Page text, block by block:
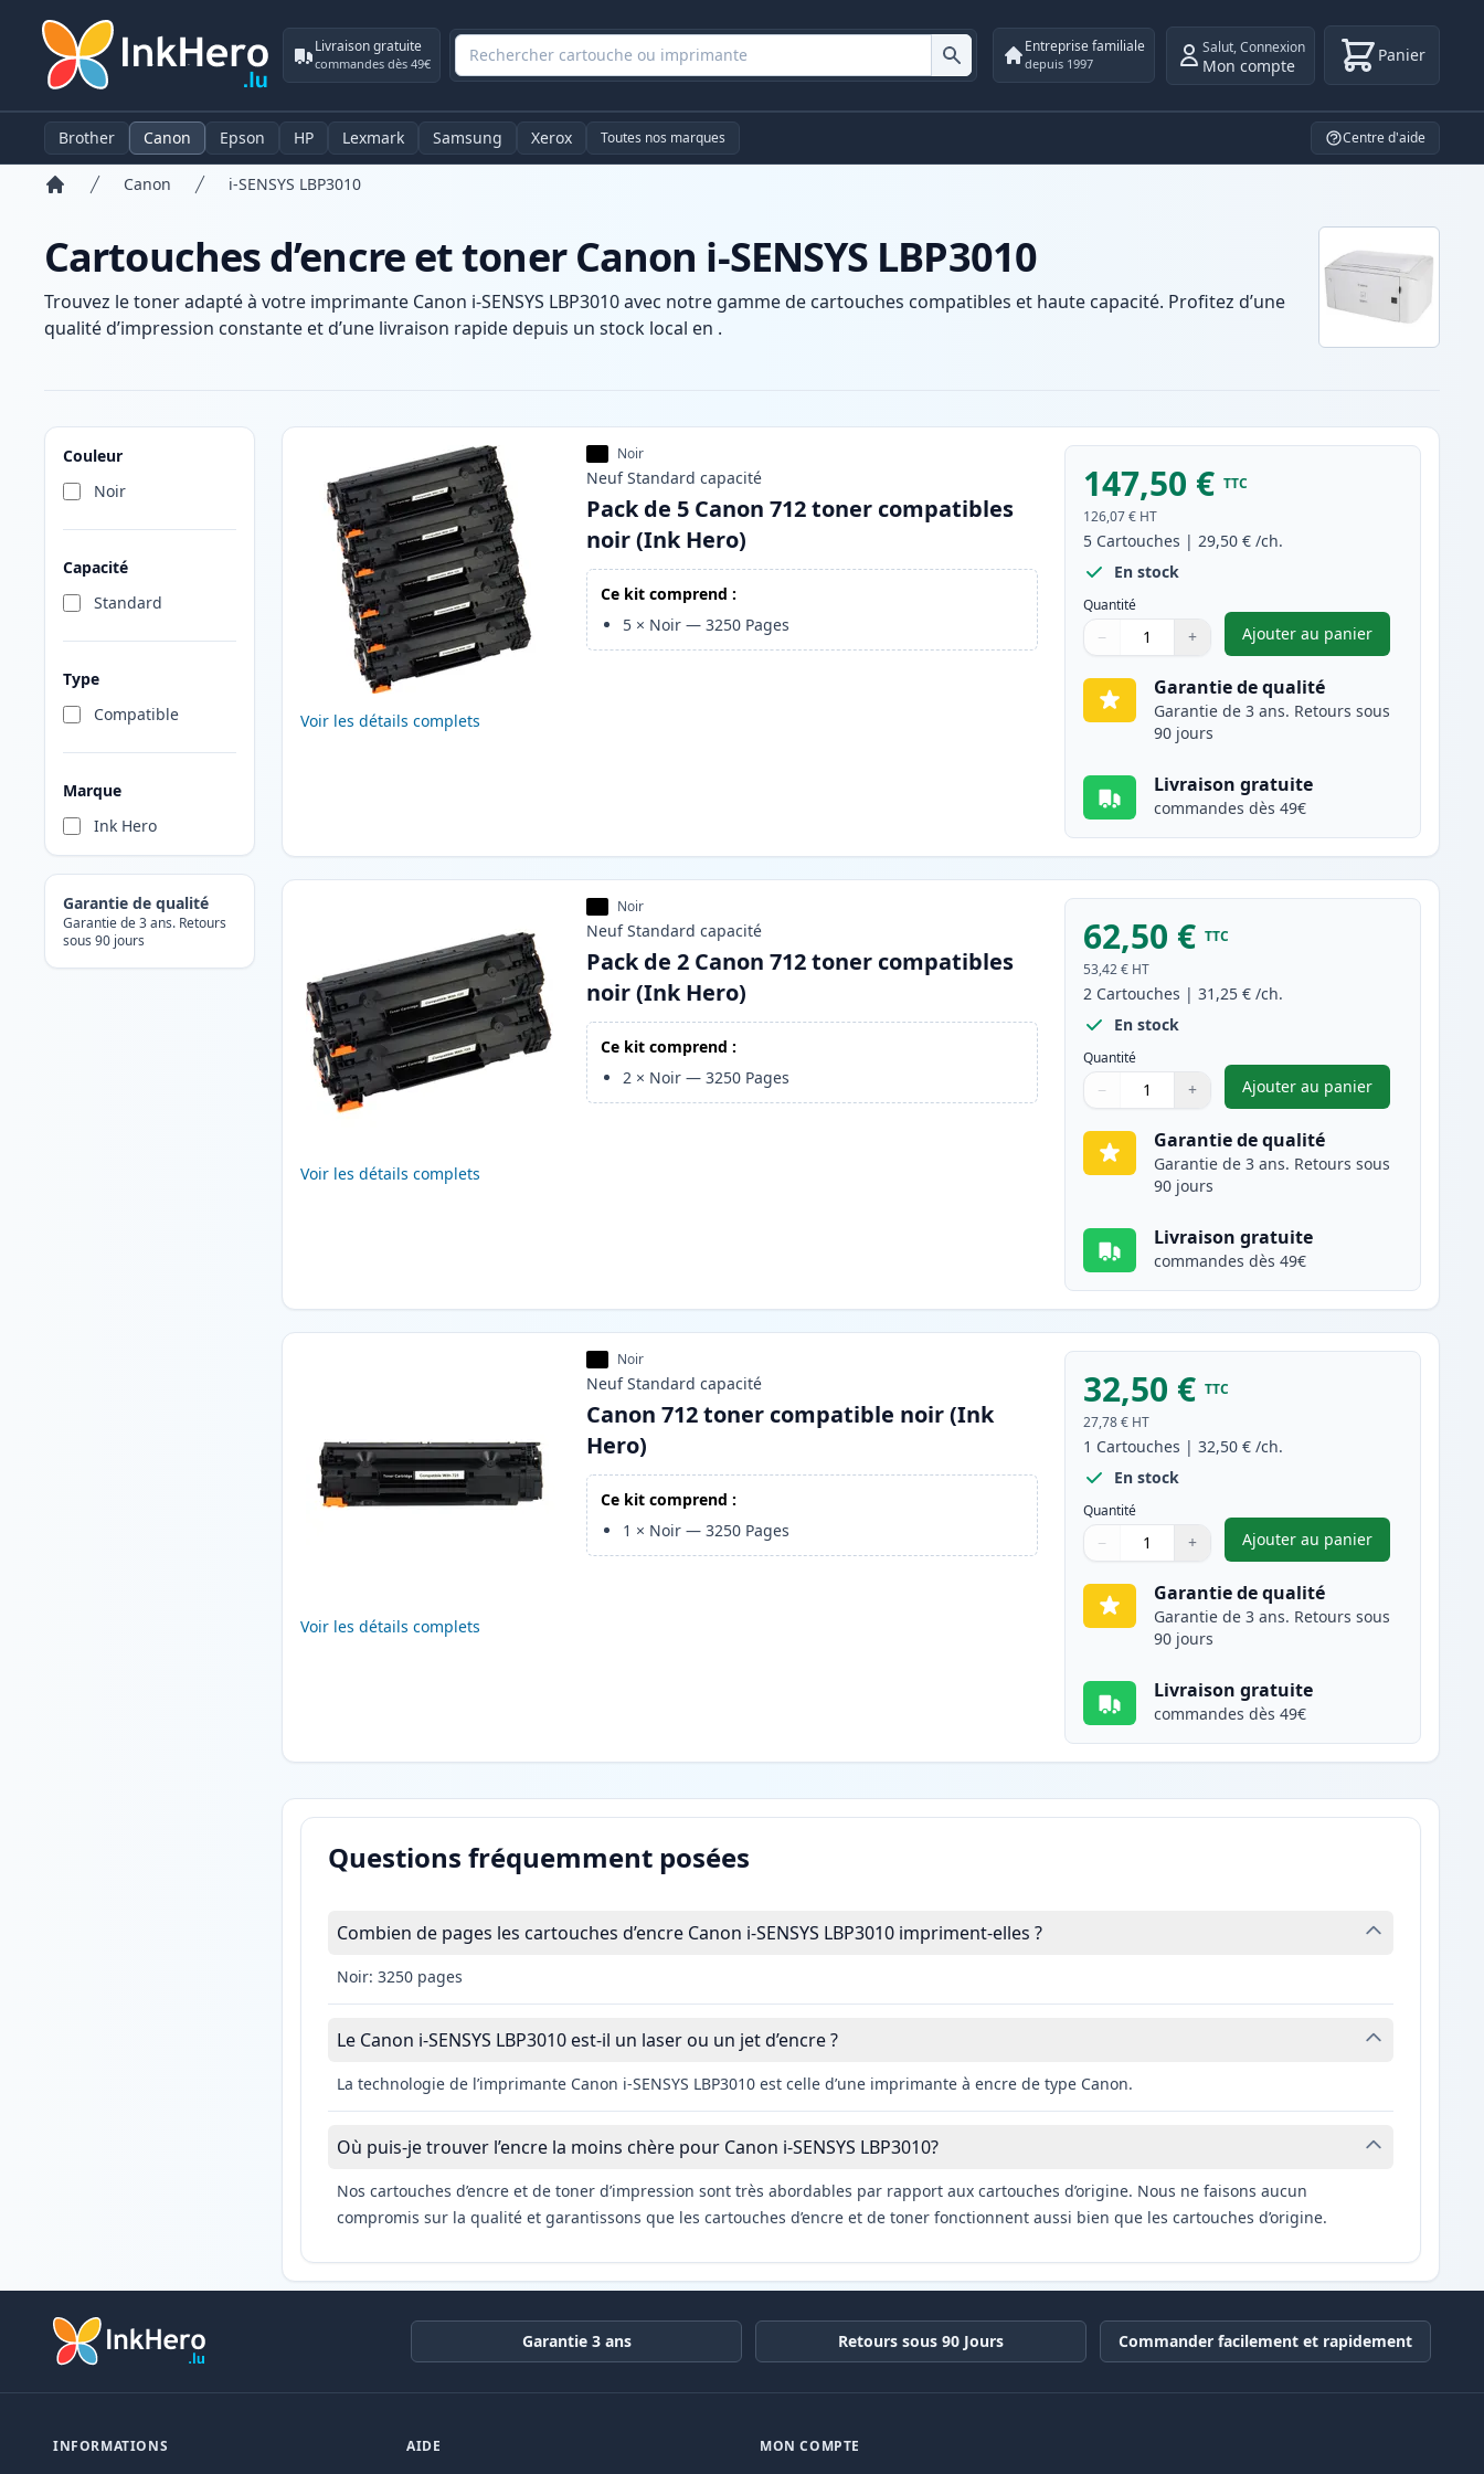
Livraison gratuite
commandes dès 49€
Entreprise familiale
depuis 1997
Salut,Connexion
Mon compte Panier
Brother Canon Epson HP Lexmark Samsung Xerox Toutes nos marques Centre d'aide
Canon i-SENSYS LBP3010
Cartouches d’encre et toner Canon i-SENSYS LBP3010
Trouvez le toner adapté à votre imprimante Canon i-SENSYS LBP3010 avec notre gamme de cartouches compatibles et haute capacité. Profitez d’une
qualité d’impression constante et d’une livraison rapide depuis un stock local en .
Couleur
Noir
Capacité
Standard
Type
Compatible
Marque
Ink Hero
Garantie de qualité
Garantie de 3 ans. Retours
sous 90 jours
Produits
Voir les détails complets
Noir
Neuf Standard capacité
Pack de 5 Canon 712 toner compatibles
noir (Ink Hero)
Ce kit comprend :
5 × Noir —3250 Pages
147,50 € TTC
126,07 € HT
5 Cartouches |29,50 € /ch.
En stock
Quantité
Quantité
Utilisez les boutons pour ajuster
− +
Quantité
Ajouter au panier
,Pack de 5 Canon 712
Garantie de qualité
Garantie de 3 ans. Retours sous
90 jours
Livraison gratuite
commandes dès 49€
Voir les détails complets
Noir
Neuf Standard capacité
Pack de 2 Canon 712 toner compatibles
noir (Ink Hero)
Ce kit comprend :
2 × Noir —3250 Pages
62,50 € TTC
53,42 € HT
2 Cartouches |31,25 € /ch.
En stock
Quantité
Quantité
Utilisez les boutons pour ajuster
− +
Quantité
Ajouter au panier
,Pack de 2 Canon 712
Garantie de qualité
Garantie de 3 ans. Retours sous
90 jours
Livraison gratuite
commandes dès 49€
Voir les détails complets
Noir
Neuf Standard capacité
Canon 712 toner compatible noir (Ink
Hero)
Ce kit comprend :
1 × Noir —3250 Pages
32,50 € TTC
27,78 € HT
1 Cartouches |32,50 € /ch.
En stock
Quantité
Quantité
Utilisez les boutons pour ajuster
− +
Quantité
Ajouter au panier
,Canon 712 toner
Garantie de qualité
Garantie de 3 ans. Retours sous
90 jours
Livraison gratuite
commandes dès 49€
Questions fréquemment posées
Combien de pages les cartouches d’encre Canon i-SENSYS LBP3010 impriment-elles ?
Noir: 3250 pages
Le Canon i-SENSYS LBP3010 est-il un laser ou un jet d’encre ?
La technologie de l’imprimante Canon i-SENSYS LBP3010 est celle d’une imprimante à encre de type Canon.
Où puis-je trouver l’encre la moins chère pour Canon i-SENSYS LBP3010?
Nos cartouches d’encre et de toner d’impression sont très abordables par rapport aux cartouches d’origine. Nous ne faisons aucun
compromis sur la qualité et garantissons que les cartouches d’encre et de toner fonctionnent aussi bien que les cartouches d’origine.
Garantie 3 ans Retours sous 90 Jours Commander facilement et rapidement
INFORMATIONS AIDE MON COMPTE